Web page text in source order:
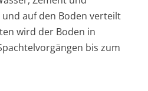
auf den Boden verteilt
wird der Boden in
bis zum